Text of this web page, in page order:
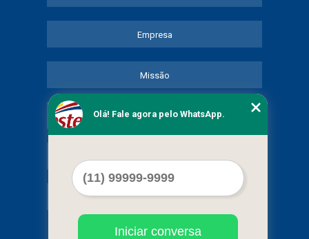
Empresa
Missão
Serviços
Mapa do site
Olá! Fale agora pelo WhatsApp.
Iniciar conversa